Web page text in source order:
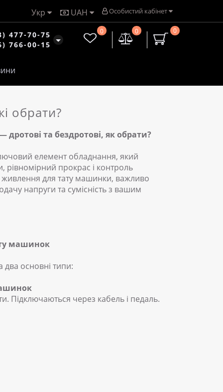
Особистий кабінет
UAH
Укр
477-70-75
766-00-15
0
0
0
обрати?
та бездротові, як обрати?
елемент обладнання, який
рівномірний прокрас і контроль
для тату машинки, важливо
напруги та сумісність з вашим
машинок
два основні типи:
Підключаються через кабель і педаль.